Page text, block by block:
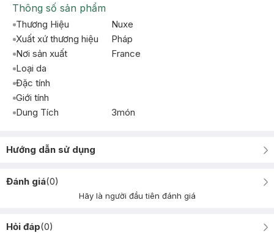
Thông số sản phẩm
Thương Hiệu
Nuxe
Xuất xứ thương hiệu
Pháp
Nơi sản xuất
France
Loại da
Đặc tính
Giới tính
Dung Tích
3món
Hướng dẫn sử dụng
Đánh giá(0)
Hãy là người đầu tiên đánh giá
Hỏi đáp(0)